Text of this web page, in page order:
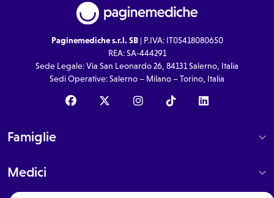
Paginemediche s.r.l. SB| P.IVA: IT05418080650
REA: SA-444291
Sede Legale: Via San Leonardo 26, 84131 Salerno, Italia
Sedi Operative: Salerno – Milano – Torino, Italia
Famiglie
Medici